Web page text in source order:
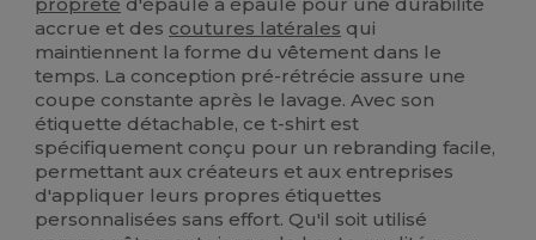
accrue et des coutures latérales qui
maintiennent la forme du vêtement dans le
temps. La conception pré-rétrécie assure une
coupe constante après le lavage. Avec son
étiquette détachable, ce t-shirt est
spécifiquement conçu pour un rebranding facile,
permettant aux créateurs et aux entreprises
d'appliquer leurs propres étiquettes
personnalisées sans effort. Qu'il soit utilisé